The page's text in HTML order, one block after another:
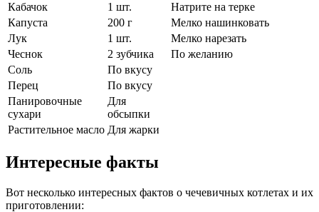
Кабачок
1 шт.
Натрите на терке
Капуста
200 г
Мелко нашинковать
Лук
1 шт.
Мелко нарезать
Чеснок
2 зубчика
По желанию
Соль
По вкусу
Перец
По вкусу
Панировочные
сухари
Для
обсыпки
Растительное масло Для жарки
Интересные факты
Вот несколько интересных фактов о чечевичных котлетах и их
приготовлении: